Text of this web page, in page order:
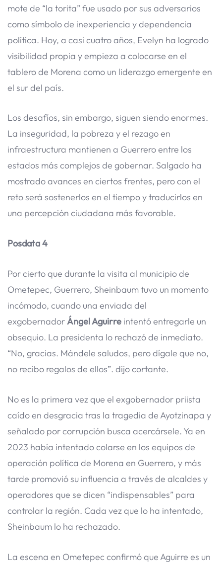
mote de “la torita” fue usado por sus adversarios
como símbolo de inexperiencia y dependencia
política. Hoy, a casi cuatro años, Evelyn ha logrado
visibilidad propia y empieza a colocarse en el
tablero de Morena como un liderazgo emergente en
el sur del país.
Los desafíos, sin embargo, siguen siendo enormes.
La inseguridad, la pobreza y el rezago en
infraestructura mantienen a Guerrero entre los
estados más complejos de gobernar. Salgado ha
mostrado avances en ciertos frentes, pero con el
reto será sostenerlos en el tiempo y traducirlos en
una percepción ciudadana más favorable.
Posdata 4
Por cierto que durante la visita al municipio de
Ometepec, Guerrero, Sheinbaum tuvo un momento
incómodo, cuando una enviada del
exgobernadorÁngel Aguirre intentó entregarle un
obsequio. La presidenta lo rechazó de inmediato.
“No, gracias. Mándele saludos, pero dígale que no,
no recibo regalos de ellos”. dijo cortante.
No es la primera vez que el exgobernador priista
caído en desgracia tras la tragedia de Ayotzinapa y
señalado por corrupción busca acercársele. Ya en
2023 había intentado colarse en los equipos de
operación política de Morena en Guerrero, y más
tarde promovió su influencia a través de alcaldes y
operadores que se dicen “indispensables” para
controlar la región. Cada vez que lo ha intentado,
Sheinbaum lo ha rechazado.
La escena en Ometepec confirmó que Aguirre es un